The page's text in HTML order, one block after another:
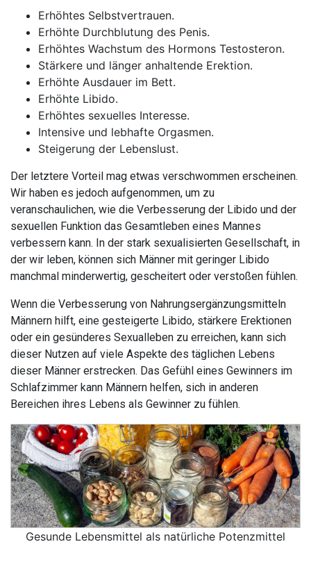
Erhöhtes Selbstvertrauen.
Erhöhte Durchblutung des Penis.
Erhöhtes Wachstum des Hormons Testosteron.
Stärkere und länger anhaltende Erektion.
Erhöhte Ausdauer im Bett.
Erhöhte Libido.
Erhöhtes sexuelles Interesse.
Intensive und lebhafte Orgasmen.
Steigerung der Lebenslust.
Der letztere Vorteil mag etwas verschwommen erscheinen.
Wir haben es jedoch aufgenommen, um zu
veranschaulichen, wie die Verbesserung der Libido und der
sexuellen Funktion das Gesamtleben eines Mannes
verbessern kann. In der stark sexualisierten Gesellschaft, in
der wir leben, können sich Männer mit geringer Libido
manchmal minderwertig, gescheitert oder verstoßen fühlen.
Wenn die Verbesserung von Nahrungsergänzungsmitteln
Männern hilft, eine gesteigerte Libido, stärkere Erektionen
oder ein gesünderes Sexualleben zu erreichen, kann sich
dieser Nutzen auf viele Aspekte des täglichen Lebens
dieser Männer erstrecken. Das Gefühl eines Gewinners im
Schlafzimmer kann Männern helfen, sich in anderen
Bereichen ihres Lebens als Gewinner zu fühlen.
Gesunde Lebensmittel als natürliche Potenzmittel